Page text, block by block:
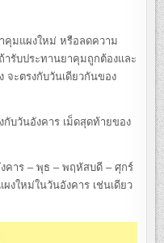
คุมแผงใหม่ หรือลดความ
รับประทานยาคุมถูกต้องและ
จะตรงกับวันเดียวกันของ
กับวันอังคาร เม็ดสุดท้ายของ
คาร – พุธ – พฤหัสบดี – ศุกร์
งใหม่ในวันอังคาร เช่นเดียว